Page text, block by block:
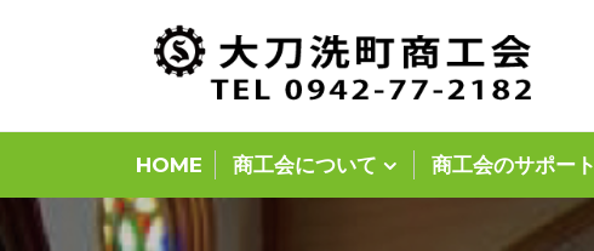
HOME 商工会について 商工会のサポート